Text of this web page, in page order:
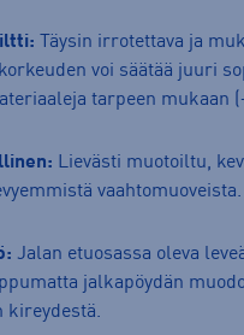
Täysin irrotettava ja
voi säätää juuri
tarpeen mukaan
Lievästi muotoiltu,
vaahtomuoveista.
Jalan etuosassa oleva
jalkapöydän
kireydestä.